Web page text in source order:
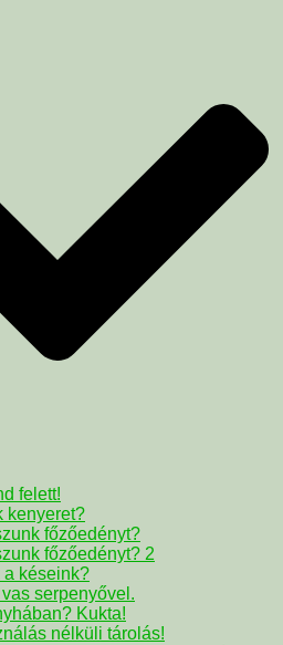
felett!
kenyeret?
főzőedényt?
főzőedényt? 2
a késeink?
serpenyővel.
Kukta!
nélküli tárolás!